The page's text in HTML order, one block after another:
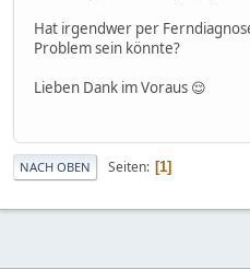
Hat irgendwer per
Problem sein könnte?
Lieben Dank im Voraus 😌
NACH OBEN Seiten 1